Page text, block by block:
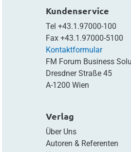
Kundenservice
Tel +43.1.97000-100
Fax +43.1.97000-5100
Kontaktformular
FM Forum Business
Dresdner Straße 45
A-1200 Wien
Verlag
Über Uns
Autoren & Referenten